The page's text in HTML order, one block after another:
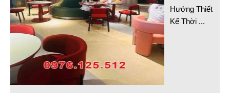
Hướng Thiết
Kế Thời ...